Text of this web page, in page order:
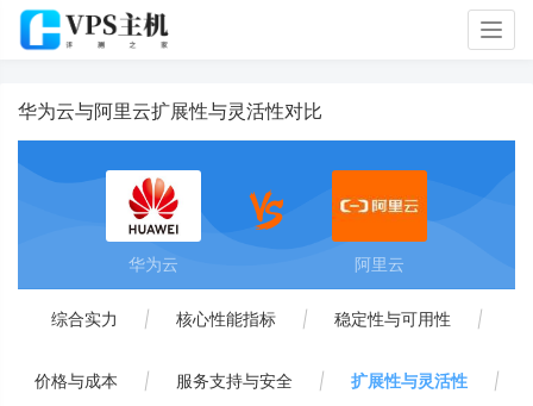
华为云与阿里云扩展性与灵活性对比
华为云 阿里云
综合实力 | 核心性能指标 | 稳定性与可用性 |
价格与成本 | 服务支持与安全 | 扩展性与灵活性 |